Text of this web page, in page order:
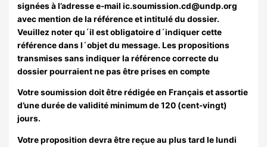
signées à l’adresse e-mailic.soumission.cd@undp.org
avec mention de la référence et intitulé du dossier.
Veuillez noter qu´il est obligatoire d´indiquer cette
référence dans l´objet du message. Les propositions
transmises sans indiquer la référence correcte du
dossier pourraient ne pas être prises en compte
Votre soumission doit être rédigée en Français et assortie
d’une durée de validité minimum de 120 (cent-vingt)
jours.
Votre proposition devra être reçue au plus tard le lundi